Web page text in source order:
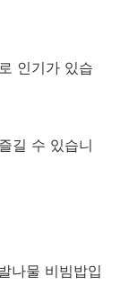
인기가 있습
길 수 있습니
나물 비빔밥입